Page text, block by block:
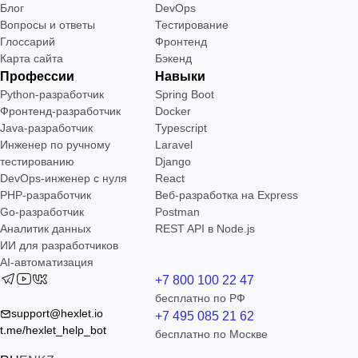
Блог
Вопросы и ответы
Глоссарий
Карта сайта
DevOps
Тестирование
Фронтенд
Бэкенд
Профессии
Python-разработчик
Фронтенд-разработчик
Java-разработчик
Инженер по ручному
тестированию
DevOps-инженер с нуля
РНР-разработчик
Go-разработчик
Аналитик данных
ИИ для разработчиков
AI-автоматизация
Навыки
Spring Boot
Docker
Typescript
Laravel
Django
React
Веб-разработка на Express
Postman
REST API в Node.js
support@hexlet.io
t.me/hexlet_help_bot
+7 800 100 22 47
бесплатно по РФ
+7 495 085 21 62
бесплатно по Москве